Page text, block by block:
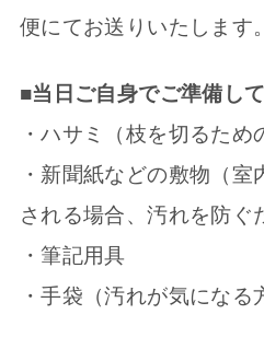
便にてお送りいたします。
■当日ご自身でご準備し
・ハサミ（枝を切るため
・新聞紙などの敷物（
される場合、汚れを防ぐ
・筆記用具
・手袋（汚れが気になる